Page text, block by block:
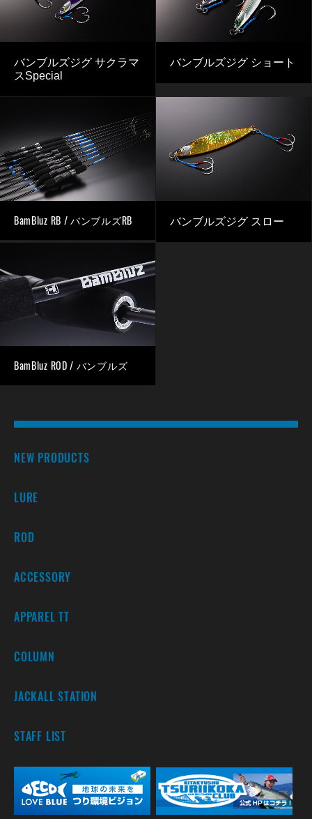
バンブルズジグ サクラマ
スSpecial
バンブルズジグ ショート
BamBluz RB / バンブルズRB バンブルズジグ スロー
BamBluz ROD / バンブルズ
NEW PRODUCTS
LURE
ROD
ACCESSORY
APPAREL TT
COLUMN
JACKALL STATION
STAFF LIST